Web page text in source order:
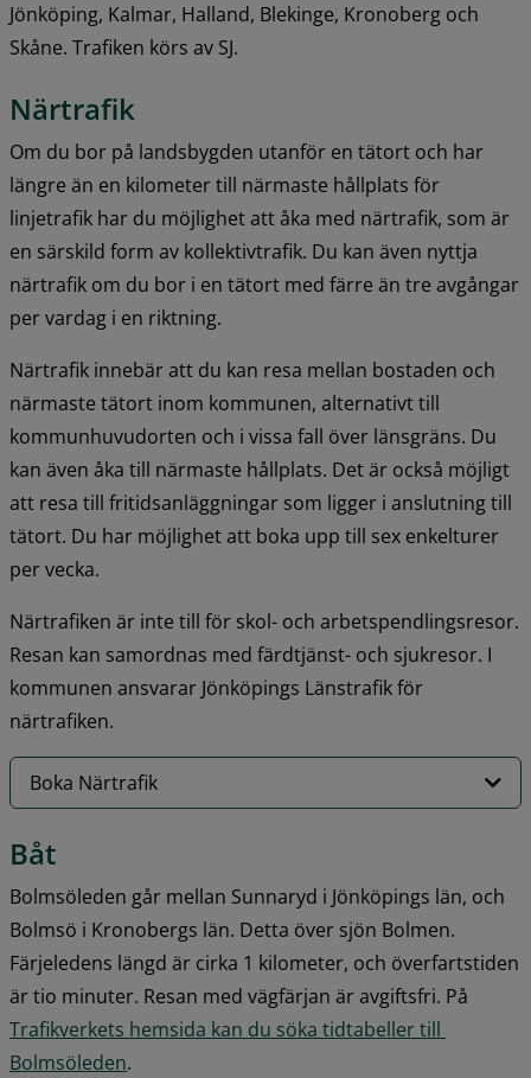
Jönköping, Kalmar, Halland, Blekinge, Kronoberg och
Skåne. Trafiken körs av SJ.
Närtrafik
Om du bor på landsbygden utanför en tätort och har
längre än en kilometer till närmaste hållplats för
linjetrafik har du möjlighet att åka med närtrafik, som är
en särskild form av kollektivtrafik. Du kan även nyttja
närtrafik om du bor i en tätort med färre än tre avgångar
per vardag i en riktning.
Närtrafik innebär att du kan resa mellan bostaden och
närmaste tätort inom kommunen, alternativt till
kommunhuvudorten och i vissa fall över länsgräns. Du
kan även åka till närmaste hållplats. Det är också möjligt
att resa till fritidsanläggningar som ligger i anslutning till
tätort. Du har möjlighet att boka upp till sex enkelturer
per vecka.
Närtrafiken är inte till för skol- och arbetspendlingsresor.
Resan kan samordnas med färdtjänst- och sjukresor. I
kommunen ansvarar Jönköpings Länstrafik för
närtrafiken.
Boka Närtrafik
Båt
Bolmsöleden går mellan Sunnaryd i Jönköpings län, och
Bolmsö i Kronobergs län. Detta över sjön Bolmen.
Färjeledens längd är cirka 1 kilometer, och överfartstiden
Trafikverkets hemsida kan du söka tidtabeller till
Bolmsöleden.